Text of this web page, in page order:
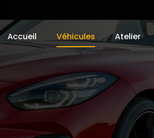
Accueil Véhicules Atelier